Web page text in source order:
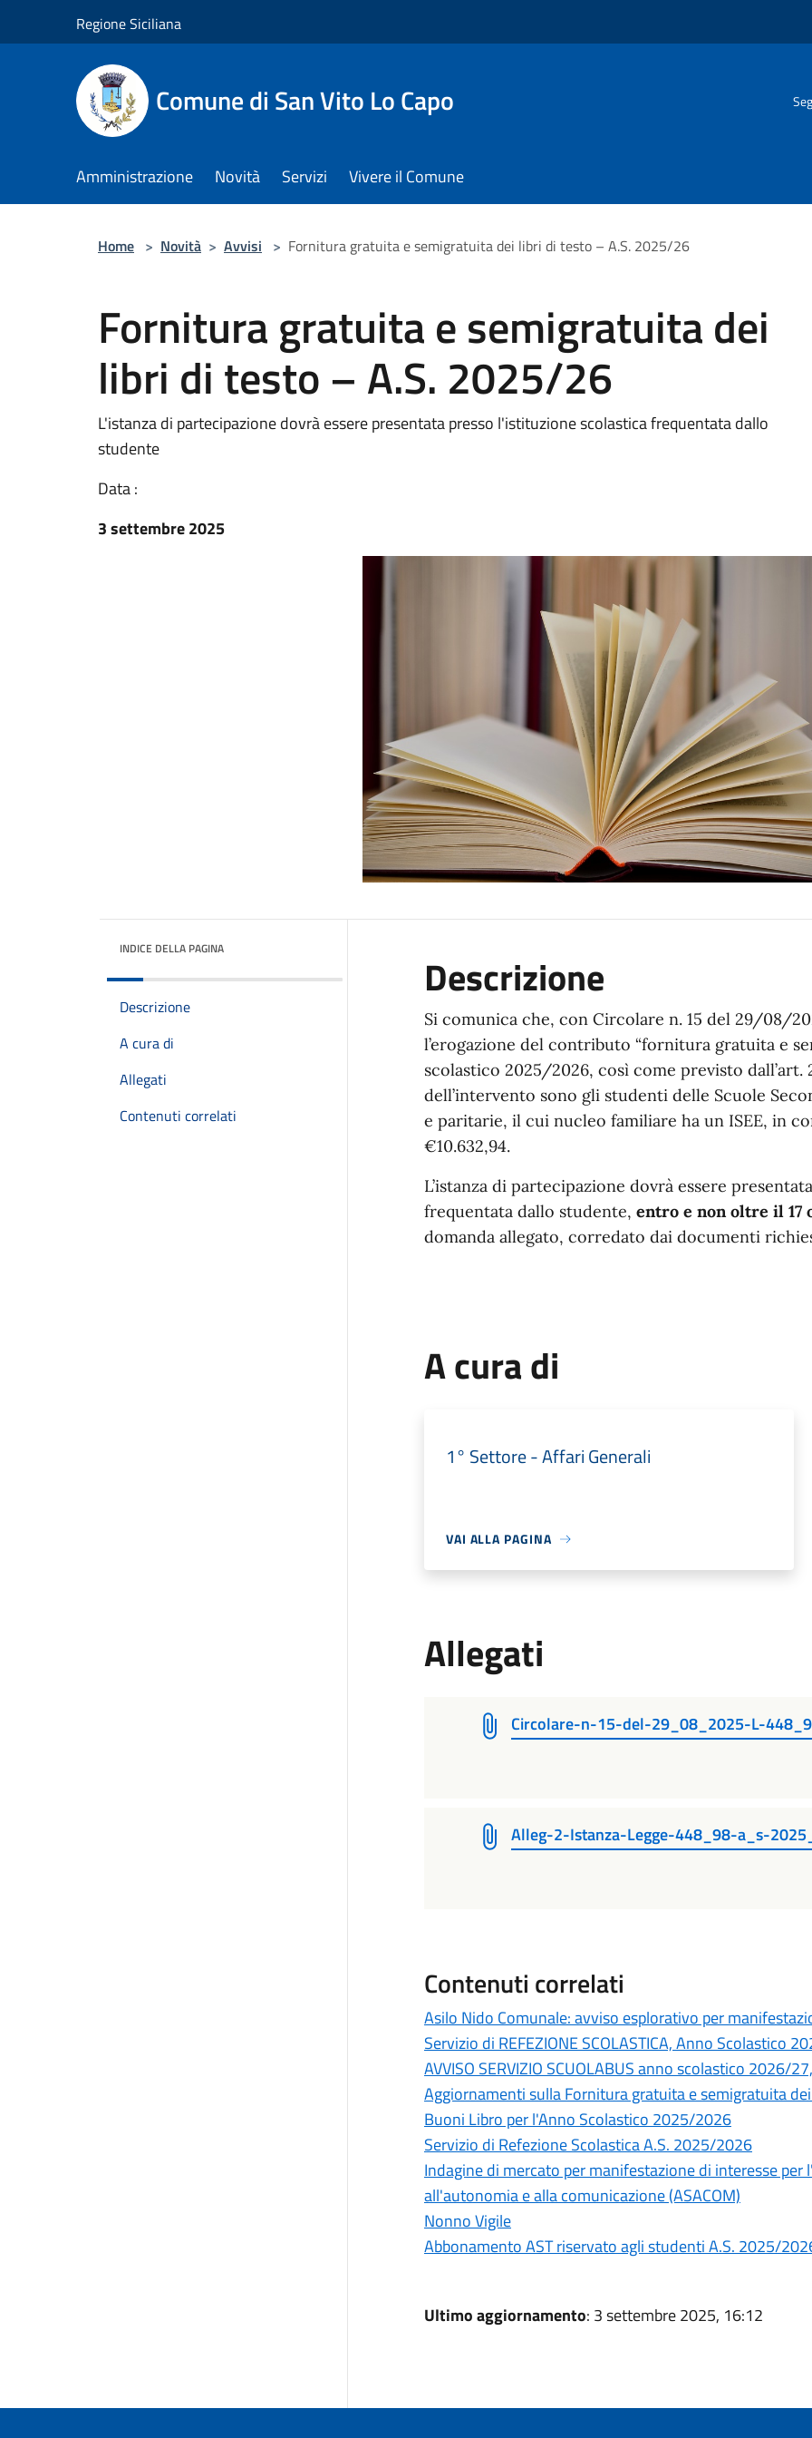
Regione Siciliana
Comune di San Vito Lo Capo
Amministrazione Novità Servizi Vivere il Comune
Home > Novità > Avvisi > Fornitura gratuita e semigratuita dei libri di testo – A.S. 2025/26
Fornitura gratuita e semigratuita dei
libri di testo – A.S. 2025/26
L'istanza di partecipazione dovrà essere presentata presso l'istituzione scolastica frequentata dallo
studente
Data :
3 settembre 2025
INDICE DELLA PAGINA
Descrizione
A cura di
Allegati
Contenuti correlati
Descrizione
Si comunica che, con Circolare n. 15 del 29/08/
l’erogazione del contributo “fornitura gratuita e
scolastico 2025/2026, così come previsto dall’art.
dell’intervento sono gli studenti delle Scuole
e paritarie, il cui nucleo familiare ha un ISEE, in
€10.632,94.
L’istanza di partecipazione dovrà essere
frequentata dallo studente, entro e non oltre il 17
domanda allegato, corredato dai documenti
A cura di
1° Settore - Affari Generali
VAI ALLA PAGINA
Allegati
Circolare-n-15-del-29_08_2025-L-
Alleg-2-Istanza-Legge-448_98-a_s-
Contenuti correlati
Asilo Nido Comunale: avviso esplorativo per
Servizio di REFEZIONE SCOLASTICA, Anno Scolastico
AVVISO SERVIZIO SCUOLABUS anno scolastico 2026/27,
Aggiornamenti sulla Fornitura gratuita e semigratuita
Buoni Libro per l'Anno Scolastico 2025/2026
Servizio di Refezione Scolastica A.S. 2025/2026
Indagine di mercato per manifestazione di interesse
all'autonomia e alla comunicazione (ASACOM)
Nonno Vigile
Abbonamento AST riservato agli studenti A.S. 2025/
Ultimo aggiornamento: 3 settembre 2025, 16:12